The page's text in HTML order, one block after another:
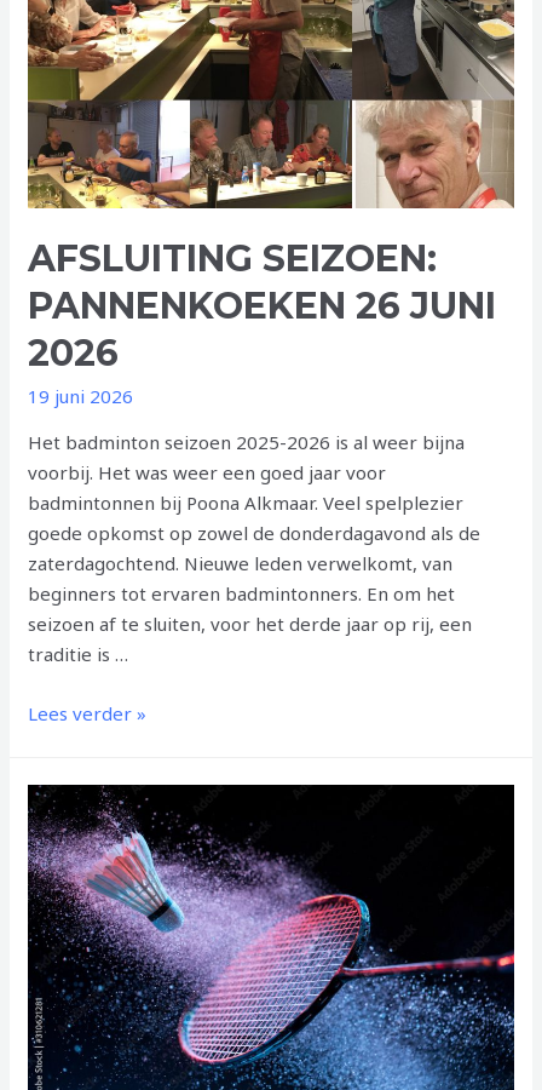
AFSLUITING SEIZOEN:
PANNENKOEKEN 26 JUNI
2026
19 juni 2026
Het badminton seizoen 2025-2026 is al weer bijna
voorbij. Het was weer een goed jaar voor
badmintonnen bij Poona Alkmaar. Veel spelplezier
goede opkomst op zowel de donderdagavond als de
zaterdagochtend. Nieuwe leden verwelkomt, van
beginners tot ervaren badmintonners. En om het
seizoen af te sluiten, voor het derde jaar op rij, een
traditie is …
AFSLUITING
26
juni
2026
Lees verder »